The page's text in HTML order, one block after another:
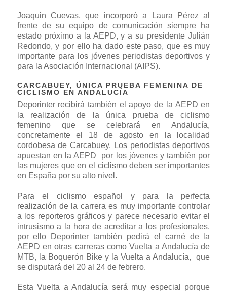
Joaquin Cuevas, que incorporó a Laura Pérez al
frente de su equipo de comunicación siempre ha
estado próximo a la AEPD, y a su presidente Julián
Redondo, y por ello ha dado este paso, que es muy
importante para los jóvenes periodistas deportivos y
para la Asociación Internacional (AIPS).
CARCABUEY, ÚNICA PRUEBA FEMENINA DE
CICLISMO EN ANDALUCÍA
Deporinter recibirá también el apoyo de la AEPD en
la realización de la única prueba de ciclismo
femenino que se celebrará en Andalucía,
concretamente el 18 de agosto en la localidad
cordobesa de Carcabuey. Los periodistas deportivos
apuestan en la AEPD por los jóvenes y también por
las mujeres que en el ciclismo deben ser importantes
en España por su alto nivel.
Para el ciclismo español y para la perfecta
realización de la carrera es muy importante controlar
a los reporteros gráficos y parece necesario evitar el
intrusismo a la hora de acreditar a los profesionales,
por ello Deporinter también pedirá el carné de la
AEPD en otras carreras como Vuelta a Andalucía de
MTB, la Boquerón Bike y la Vuelta a Andalucía, que
se disputará del 20 al 24 de febrero.
Esta Vuelta a Andalucía será muy especial porque